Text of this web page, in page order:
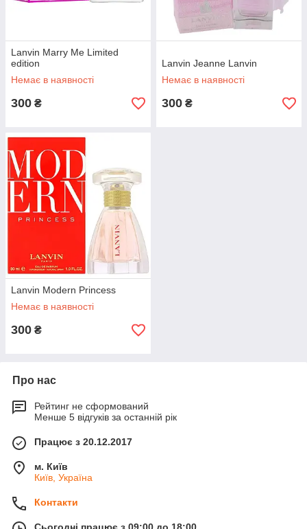
Lanvin Marry Me Limited
edition
Немає в наявності
300 ₴
Lanvin Jeanne Lanvin
Немає в наявності
300 ₴
Lanvin Modern Princess
Немає в наявності
300 ₴
Про нас
Рейтинг не сформований
Менше 5 відгуків за останній рік
Працює з 20.12.2017
м. Київ
Київ, Україна
Контакти